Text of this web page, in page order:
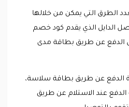
الطرق التي يمكن من خلالها
الدايل الذي يقدم كود خصم
الدفع عن طريق بطاقة مدى
الدفع عن طريق بطاقة سلاسة،
الدفع عند الاستلام عن طريق